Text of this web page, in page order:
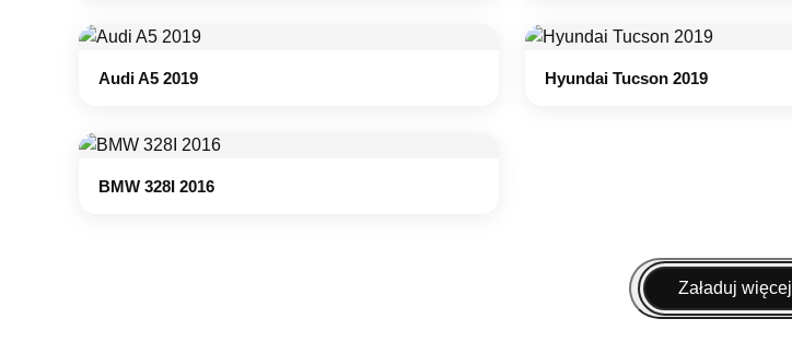
Audi A5 2019 Hyundai Tucson 2019
BMW 328I 2016
Załaduj więcej